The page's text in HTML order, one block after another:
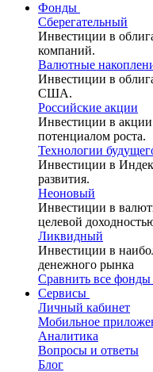
Фонды
Сберегательный
Инвестиции в
компаний.
Валютные
Инвестиции в
США.
Российские акции
Инвестиции в
потенциалом роста.
Технологии
Инвестиции в
развития.
Неоновый
Инвестиции в
целевой
Ликвидный
Инвестиции в
денежного рынка
Сравнить все фонды
Сервисы
Личный кабинет
Мобильное
Аналитика
Вопросы и ответы
Блог